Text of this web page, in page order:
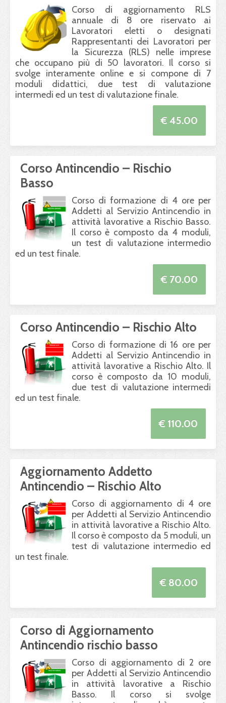
Corso di aggiornamento RLS
annuale di 8 ore riservato ai
Lavoratori eletti o designati
Rappresentanti dei Lavoratori per
la Sicurezza (RLS) nelle imprese
che occupano più di 50 lavoratori. Il corso si
svolge interamente online e si compone di 7
moduli didattici, due test di valutazione
intermedi ed un test di valutazione finale.
€ 45.00
Corso Antincendio – Rischio
Basso
Corso di formazione di 4 ore per
Addetti al Servizio Antincendio in
attività lavorative a Rischio Basso.
Il corso è composto da 4 moduli,
un test di valutazione intermedio
ed un test finale.
€ 70.00
Corso Antincendio – Rischio Alto
Corso di formazione di 16 ore per
Addetti al Servizio Antincendio in
attività lavorative a Rischio Alto. Il
corso è composto da 10 moduli,
due test di valutazione intermedi
ed un test finale.
€ 110.00
Aggiornamento Addetto
Antincendio – Rischio Alto
Corso di aggiornamento di 4 ore
per Addetti al Servizio Antincendio
in attività lavorative a Rischio Alto.
Il corso è composto da 5 moduli, un
test di valutazione intermedio ed
un test finale.
€ 80.00
Corso di Aggiornamento
Antincendio rischio basso
Corso di aggiornamento di 2 ore
per Addetti al Servizio Antincendio
in attività lavorative a Rischio
Basso. Il corso si svolge